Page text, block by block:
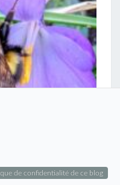
de confidentialité de ce blog